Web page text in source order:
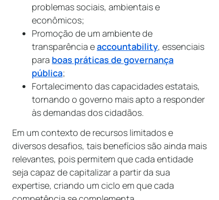
problemas sociais, ambientais e
econômicos;
Promoção de um ambiente de
transparência eaccountability, essenciais
para boas práticas de governança
pública;
Fortalecimento das capacidades estatais,
tornando o governo mais apto a responder
às demandas dos cidadãos.
Em um contexto de recursos limitados e
diversos desafios, tais benefícios são ainda mais
relevantes, pois permitem que cada entidade
seja capaz de capitalizar a partir da sua
expertise, criando um ciclo em que cada